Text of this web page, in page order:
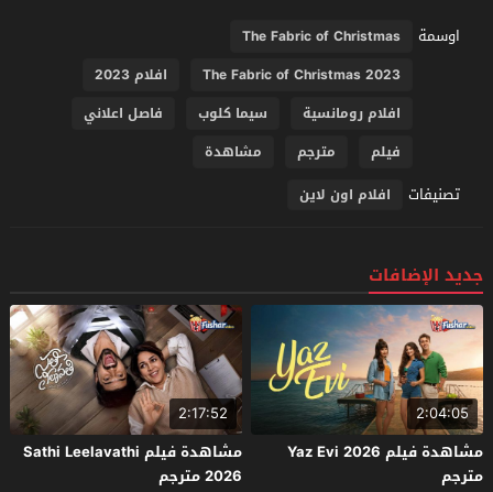
اوسمة
The Fabric of Christmas
The Fabric of Christmas 2023
افلام 2023
افلام رومانسية
سيما كلوب
فاصل اعلاني
فيلم
مترجم مشاهدة
تصنيفات افلام اون لاين
جديد الإضافات
2:04:05
مشاهدة فيلم Yaz Evi 2026
مترجم
2:17:52
مشاهدة فيلم Sathi Leelavathi
2026 مترجم